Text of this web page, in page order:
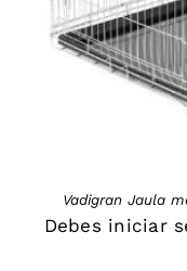
Vadigran Jaula
Debes iniciar